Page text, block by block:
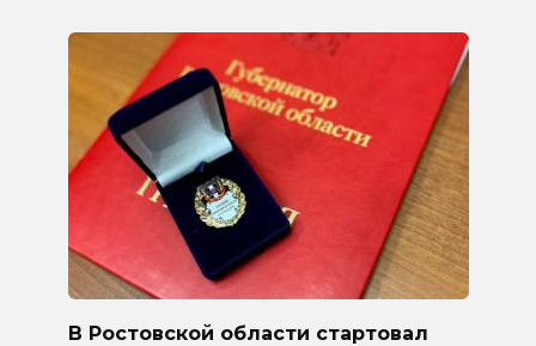
В Ростовской области стартовал